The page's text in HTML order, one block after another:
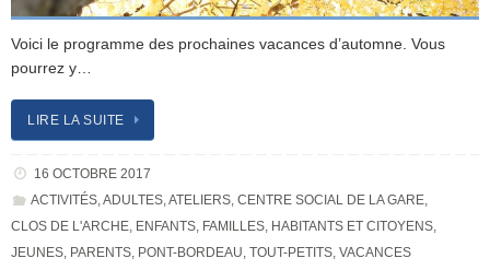
Voici le programme des prochaines vacances d’automne. Vous
pourrez y…
LIRE LA SUITE
16 OCTOBRE 2017
ACTIVITÉS,ADULTES,ATELIERS, CENTRE SOCIAL DE LA GARE,
CLOS DE L'ARCHE, ENFANTS, FAMILLES, HABITANTS ET CITOYENS,
JEUNES, PARENTS, PONT-BORDEAU, TOUT-PETITS, VACANCES